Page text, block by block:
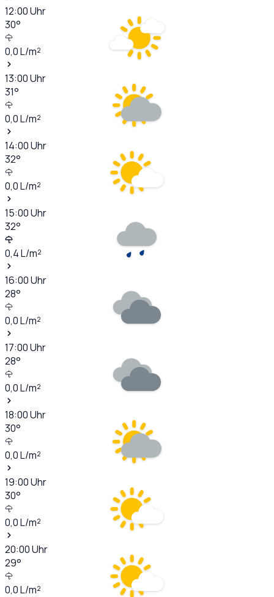
12:00Uhr
30°
0,0L/m²
13:00Uhr
31°
0,0L/m²
14:00Uhr
32°
0,0L/m²
15:00Uhr
32°
0,4L/m²
16:00Uhr
28°
0,0L/m²
17:00Uhr
28°
0,0L/m²
18:00Uhr
30°
0,0L/m²
19:00Uhr
30°
0,0L/m²
20:00Uhr
29°
0,0L/m²